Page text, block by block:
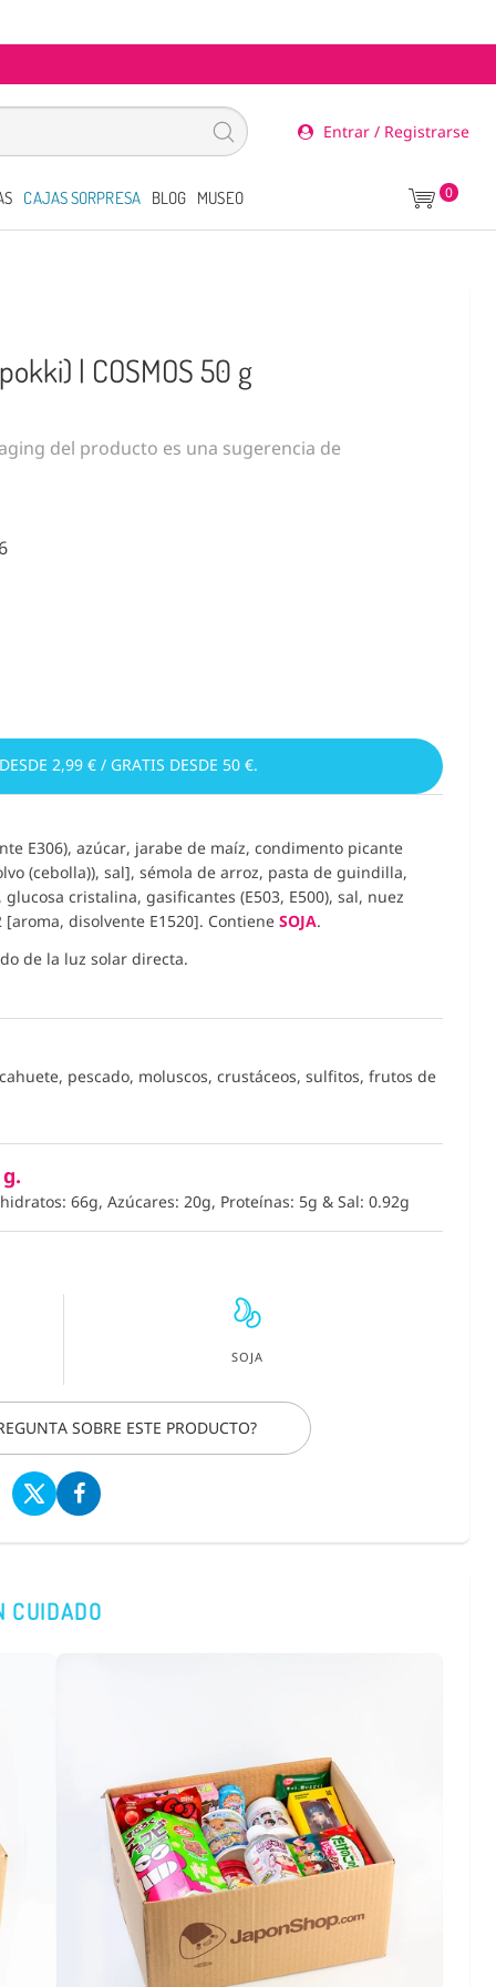
Entrar / Registrarse
CAJAS SORPRESA BLOG MUSEO 0
| COSMOS 50 g
del producto es una sugerencia de
2,99 € / GRATIS DESDE 50 €.
E306), azúcar, jarabe de maíz, condimento picante
(cebolla)), sal], sémola de arroz, pasta de guindilla,
cristalina, gasificantes (E503, E500), sal, nuez
disolvente E1520]. Contiene SOJA.
de la luz solar directa.
pescado, moluscos, crustáceos, sulfitos, frutos de
66g, Azúcares: 20g, Proteínas: 5g & Sal: 0.92g
SOJA
SOBRE ESTE PRODUCTO?
CUIDADO